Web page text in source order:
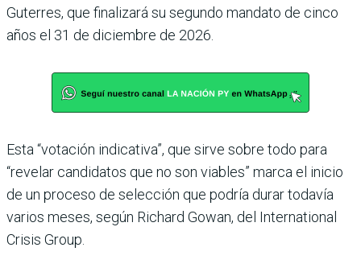
Guterres, que finalizará su segundo mandato de cinco
años el 31 de diciembre de 2026.
Esta “votación indicativa”, que sirve sobre todo para
“revelar candidatos que no son viables” marca el inicio
de un proceso de selección que podría durar todavía
varios meses, según Richard Gowan, del International
Crisis Group.